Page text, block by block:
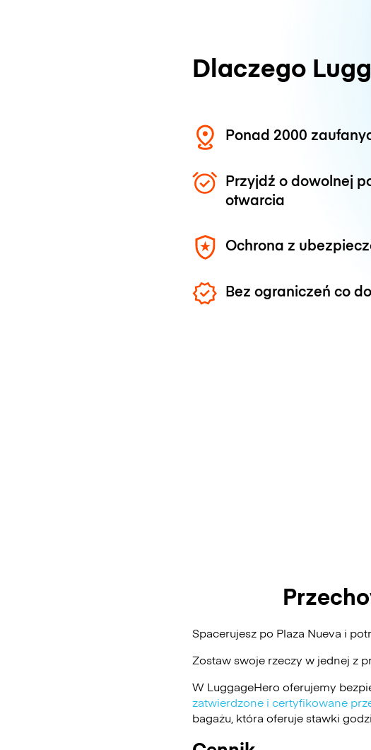
Dlaczego
Ponad 2000
Przyjdź o dowolnej
otwarcia
Ochrona z
Bez ograniczeń co
Spacerujesz po Plaza Nueva i
Zostaw swoje rzeczy w jednej z
W LuggageHero oferujemy
zatwierdzone i certyfikowane
bagażu, która oferuje stawki